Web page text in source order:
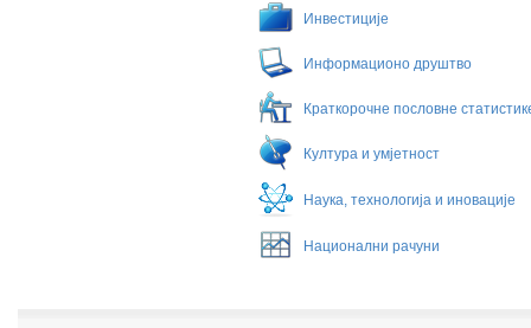
Инвестиције
Информационо друштво
Краткорочне пословне
Култура и умјетност
Наука, технологија и иновације
Национални рачуни